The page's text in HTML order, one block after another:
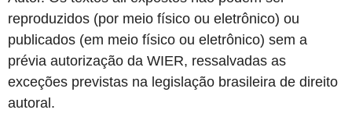
reproduzidos (por meio físico ou eletrônico) ou
publicados (em meio físico ou eletrônico) sem a
prévia autorização da WIER, ressalvadas as
exceções previstas na legislação brasileira de direito
autoral.